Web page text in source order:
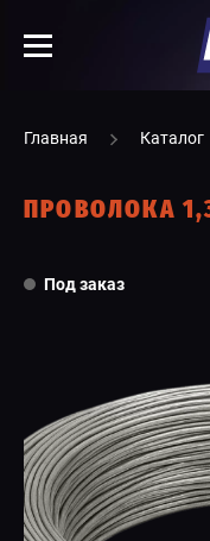
Главная Каталог
ПРОВОЛОКА
Под заказ